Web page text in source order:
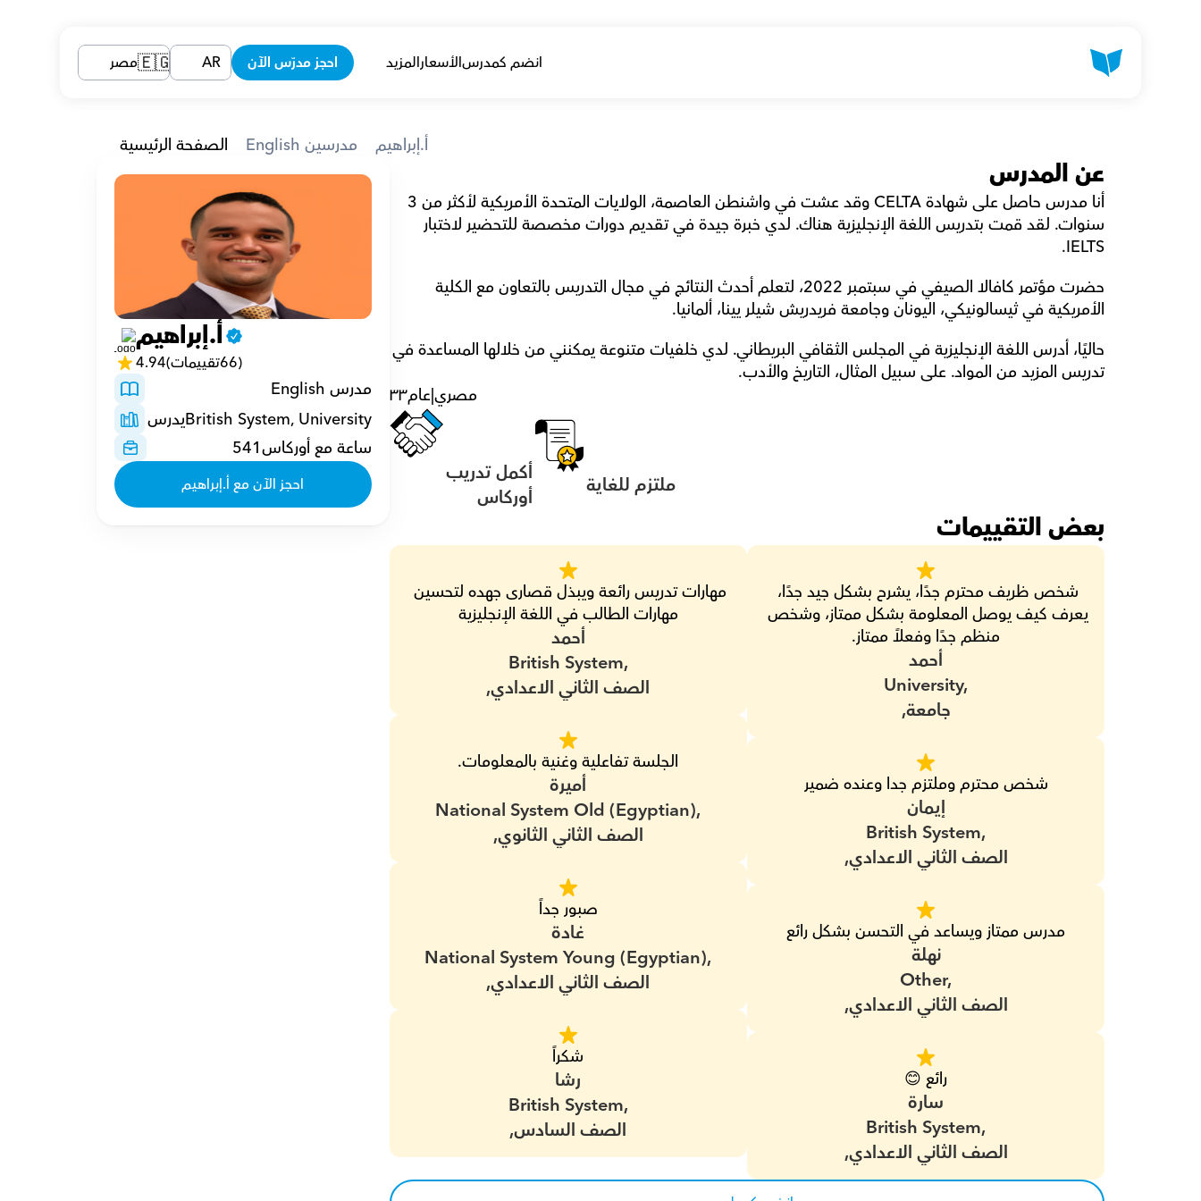
انضم كمدرسالأسعارالمزيد احجز مدرّس الآن AR
🇪🇬مصر
الصفحة الرئيسية English مدرسين أ.إبراهيم
أ.إبراهيم
4.94 (66تقييمات)
مدرس English
British System, Universityيدرس
ساعة مع أوركاس541
احجز الآن مع أ.إبراهيم
عن المدرس
سنوات. لقد قمت بتدريس اللغة الإنجليزية هناك. لدي خبرة جيدة في تقديم دورات مخصصة للتحضير لاختبار
IELTS.
حضرت مؤتمر كافالا الصيفي في سبتمبر 2022، لتعلم أحدث النتائج في مجال التدريس بالتعاون مع الكلية
الأمريكية في ثيسالونيكي، اليونان وجامعة فريدريش شيلر يينا، ألمانيا.
حاليًا، أدرس اللغة الإنجليزية في المجلس الثقافي البريطاني. لدي خلفيات متنوعة يمكنني من خلالها المساعدة في
تدريس المزيد من المواد. على سبيل المثال، التاريخ والأدب.
٣٣عام|مصري
ملتزم للغاية
أوركاس
بعض التقييمات
مهارات تدريس رائعة ويبذل قصارى جهده لتحسين
مهارات الطالب في اللغة الإنجليزية
أحمد
الصف الثاني الاعدادي,
British System,
الجلسة تفاعلية وغنية بالمعلومات.
أميرة
الصف الثاني الثانوي,
National System Old (Egyptian),
صبور جداً
غادة
الصف الثاني الاعدادي,
National System Young (Egyptian),
شكراً
رشا
الصف السادس,
British System,
يعرف كيف يوصل المعلومة بشكل ممتاز، وشخص
منظم جدًا وفعلاً ممتاز.
أحمد
جامعة,
University,
شخص محترم وملتزم جدا وعنده ضمير
إيمان
الصف الثاني الاعدادي,
British System,
مدرس ممتاز ويساعد في التحسن بشكل رائع
نهلة
الصف الثاني الاعدادي,
Other,
رائع 😊
سارة
الصف الثاني الاعدادي,
British System,